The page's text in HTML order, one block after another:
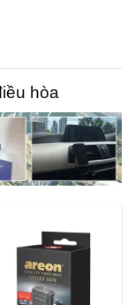
hòa